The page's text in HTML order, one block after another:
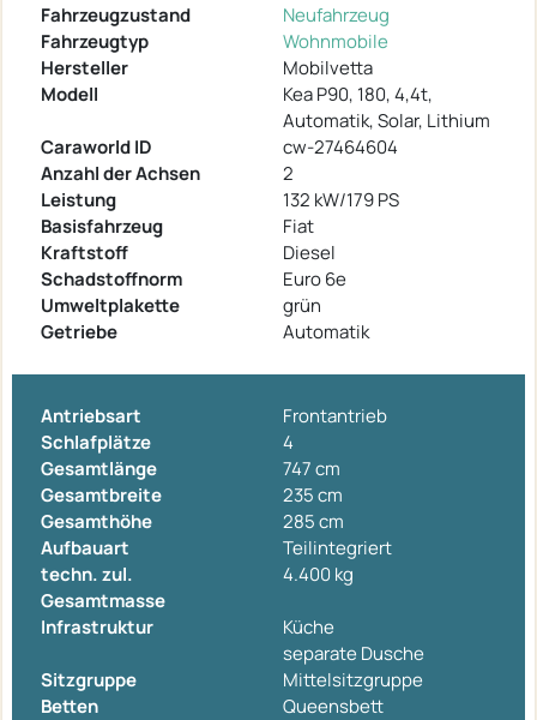
Fahrzeugzustand
Neufahrzeug
Fahrzeugtyp
Wohnmobile
Hersteller
Mobilvetta
Modell
Kea P90, 180, 4,4t,
Automatik, Solar, Lithium
Caraworld ID
cw-27464604
Anzahl der Achsen
2
Leistung
132 kW/179 PS
Basisfahrzeug
Fiat
Kraftstoff
Diesel
Schadstoffnorm
Euro 6e
Umweltplakette
grün
Getriebe
Automatik
Antriebsart
Frontantrieb
Schlafplätze
4
Gesamtlänge
747 cm
Gesamtbreite
235 cm
Gesamthöhe
285 cm
Aufbauart
Teilintegriert
techn. zul.
Gesamtmasse
4.400 kg
Infrastruktur
Küche
separate Dusche
Sitzgruppe
Mittelsitzgruppe
Betten
Queensbett